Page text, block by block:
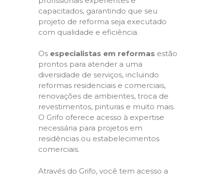
capacitados, garantindo que seu
projeto de reforma seja executado
com qualidade e eficiência.
Os especialistas em reformas estão
prontos para atender a uma
diversidade de serviços, incluindo
reformas residenciais e comerciais,
renovações de ambientes, troca de
revestimentos, pinturas e muito mais.
O Grifo oferece acesso à expertise
necessária para projetos em
residências ou estabelecimentos
comerciais.
Através do Grifo, você tem acesso a